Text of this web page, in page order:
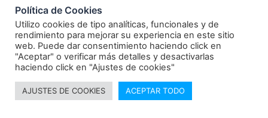
de
entradas
SALUDO DE AÑO NUEVO DESDE BELÉN
¿Dónde está la oposición de este país?
7 comentarios en «Convivir con la
Política de Cookies
Utilizo cookies de tipo analíticas, funcionales y de
rendimiento para mejorar su experiencia en este sitio
web. Puede dar consentimiento haciendo click en
"Aceptar" o verificar más detalles y desactivarlas
haciendo click en "Ajustes de cookies"
AJUSTES DE COOKIES ACEPTAR TODO